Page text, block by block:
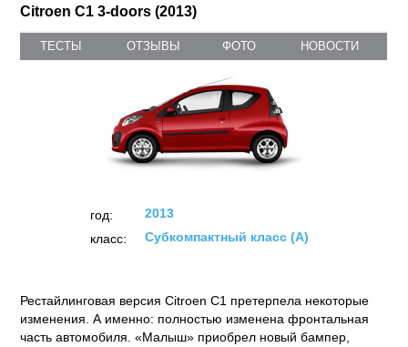
Citroen C1 3-doors (2013)
ТЕСТЫ ОТЗЫВЫ ФОТО НОВОСТИ
год:
2013
класс:
Субкомпактный класс (А)
Рестайлинговая версия Citroen С1 претерпела некоторые
изменения. А именно: полностью изменена фронтальная
часть автомобиля. «Малыш» приобрел новый бампер,